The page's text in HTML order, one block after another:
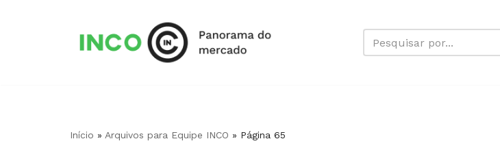
Início » Arquivos para Equipe INCO » Página 65